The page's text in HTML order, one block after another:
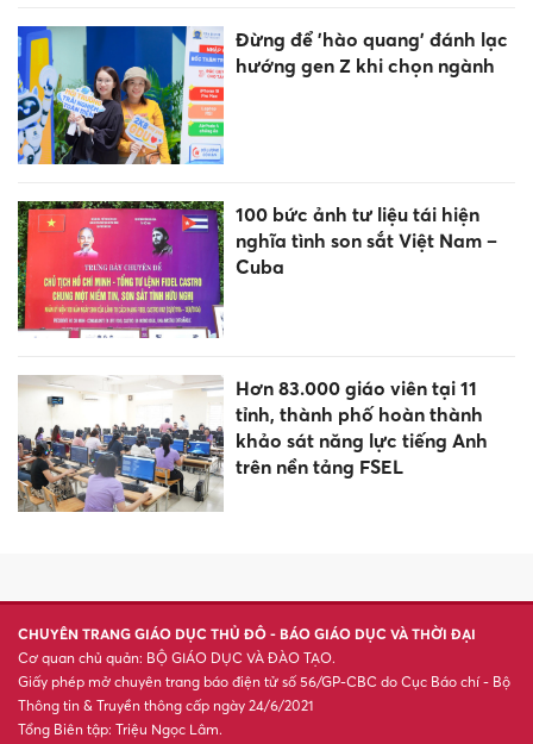
bão số 3 trên Biển Đông
mọi đối thủ, 3 con giáp có
THỪA năng lực, làm ăn PHẤT
lên như diều gặp gió
trước cửa: 4 con giáp đón
may mắn ngút ngàn ngày
5/8/2026
Dự báo thời tiết ngày 5/8: Bắc